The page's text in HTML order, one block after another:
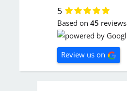
5
Based on 45 reviews
Review us on